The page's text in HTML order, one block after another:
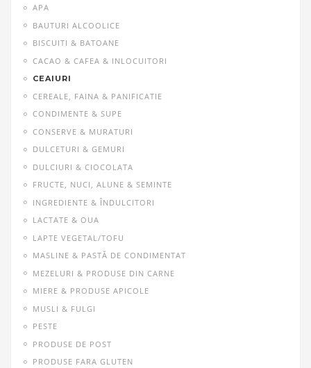
APA
BAUTURI ALCOOLICE
BISCUITI & BATOANE
CACAO & CAFEA & INLOCUITORI
CEAIURI
CEREALE, FAINA & PANIFICATIE
CONDIMENTE & SUPE
CONSERVE & MURATURI
DULCETURI & GEMURI
DULCIURI & CIOCOLATA
FRUCTE, NUCI, ALUNE & SEMINTE
INGREDIENTE & ÎNDULCITORI
LACTATE & OUA
LAPTE VEGETAL/TOFU
MASLINE & PASTĂ DE CONDIMENTAT
MEZELURI & PRODUSE DIN CARNE
MIERE & PRODUSE APICOLE
MUSLI & FULGI
PESTE
PRODUSE DE POST
PRODUSE FARA GLUTEN